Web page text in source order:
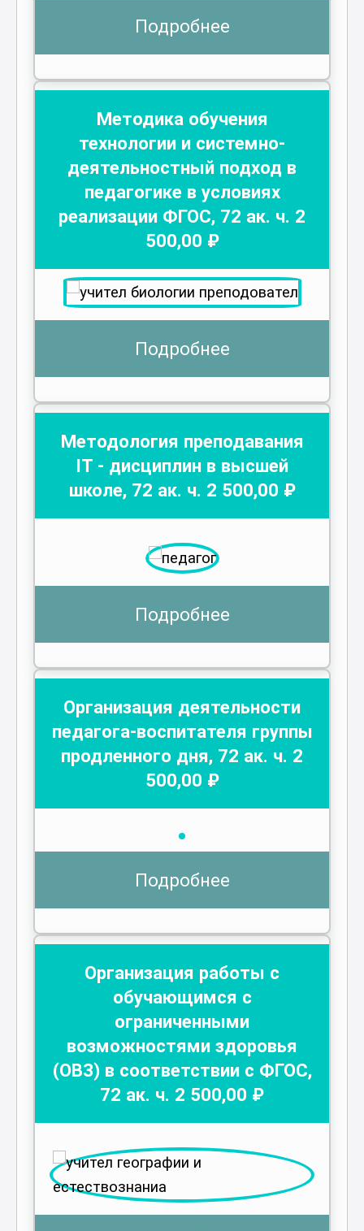
Подробнее
Методика обучения
технологии и системно-
деятельностный подход в
педагогике в условиях
реализации ФГОС, 72 ак. ч. 2
500,00 ₽
Подробнее
Методология преподавания
IT - дисциплин в высшей
школе, 72 ак. ч. 2 500,00 ₽
Подробнее
Организация деятельности
педагога-воспитателя группы
продленного дня, 72 ак. ч. 2
500,00 ₽
Подробнее
Организация работы с
обучающимся с
ограниченными
возможностями здоровья
(ОВЗ) в соответствии с ФГОС,
72 ак. ч. 2 500,00 ₽